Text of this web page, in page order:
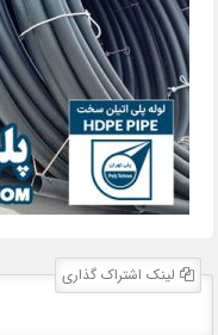
لینک اشتراک گذاری